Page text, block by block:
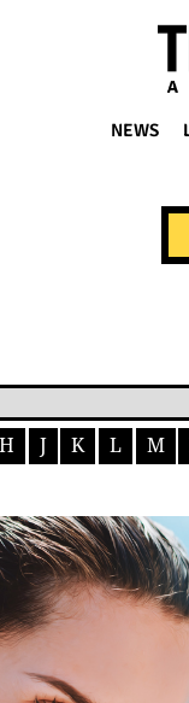
NEWS
H J K L M